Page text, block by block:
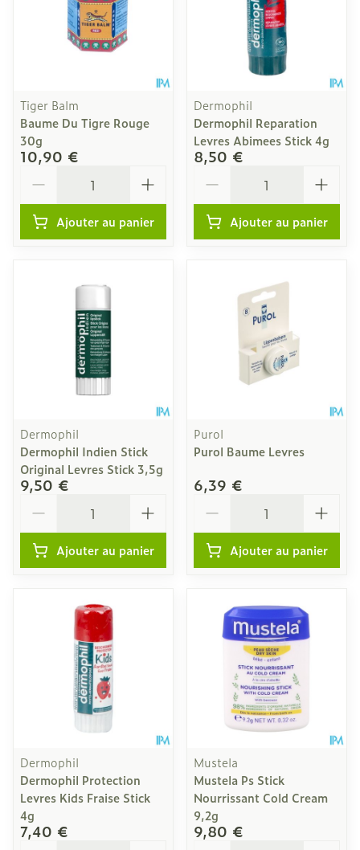
Tiger Balm
Baume Du Tigre Rouge
30g
10,90 €
Ajouter au panier
Dermophil
Dermophil Reparation
Levres Abimees Stick 4g
8,50 €
Ajouter au panier
Dermophil
Dermophil Indien Stick
Original Levres Stick 3,5g
9,50 €
Ajouter au panier
Purol
Purol Baume Levres
6,39 €
Ajouter au panier
Dermophil
Dermophil Protection
Levres Kids Fraise Stick
4g
7,40 €
Mustela
Mustela Ps Stick
Nourrissant Cold Cream
9,2g
9,80 €